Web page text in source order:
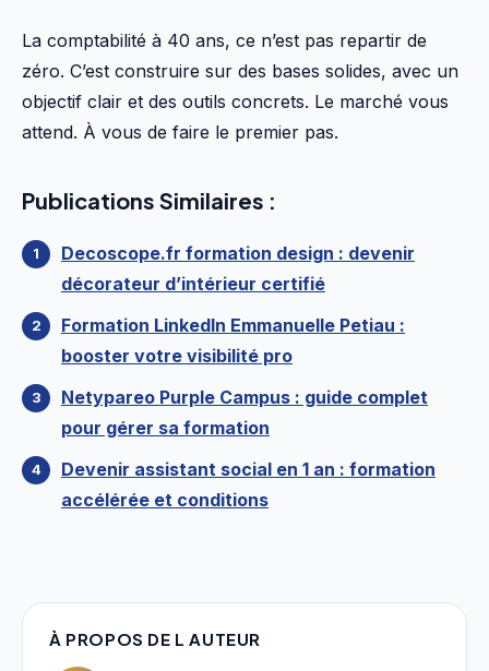
La comptabilité à 40 ans, ce n’est pas repartir de
zéro. C’est construire sur des bases solides, avec un
objectif clair et des outils concrets. Le marché vous
attend. À vous de faire le premier pas.
Publications Similaires :
Decoscope.fr formation design : devenir
décorateur d’intérieur certifié
Formation LinkedIn Emmanuelle Petiau :
booster votre visibilité pro
Netypareo Purple Campus : guide complet
pour gérer sa formation
Devenir assistant social en 1 an : formation
accélérée et conditions
À PROPOS DE L AUTEUR